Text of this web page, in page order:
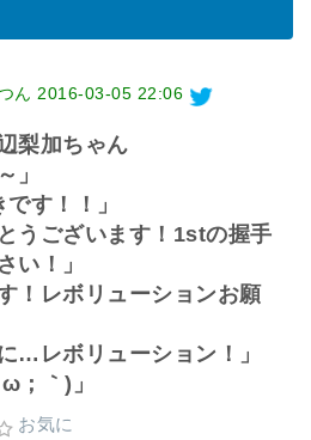
ん 2016-03-05 22:06
梨加ちゃん
」
す！！」
うございます！1stの握手
い！」
！レボリューションお願
…レボリューション！」
；｀)」
お気に